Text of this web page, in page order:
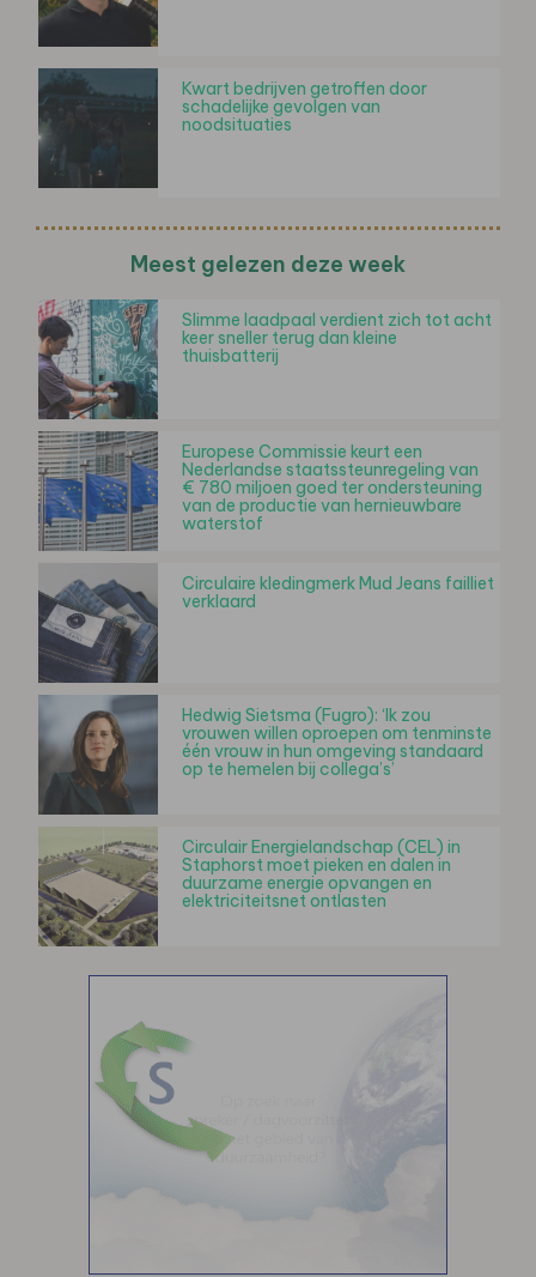
Kwart bedrijven getroffen door
schadelijke gevolgen van
noodsituaties
Meest gelezen deze week
Slimme laadpaal verdient zich tot acht
keer sneller terug dan kleine
thuisbatterij
Europese Commissie keurt een
Nederlandse staatssteunregeling van
€ 780 miljoen goed ter ondersteuning
van de productie van hernieuwbare
waterstof
Circulaire kledingmerk Mud Jeans failliet
verklaard
Hedwig Sietsma (Fugro): ‘Ik zou
vrouwen willen oproepen om tenminste
één vrouw in hun omgeving standaard
op te hemelen bij collega’s’
Circulair Energielandschap (CEL) in
Staphorst moet pieken en dalen in
duurzame energie opvangen en
elektriciteitsnet ontlasten